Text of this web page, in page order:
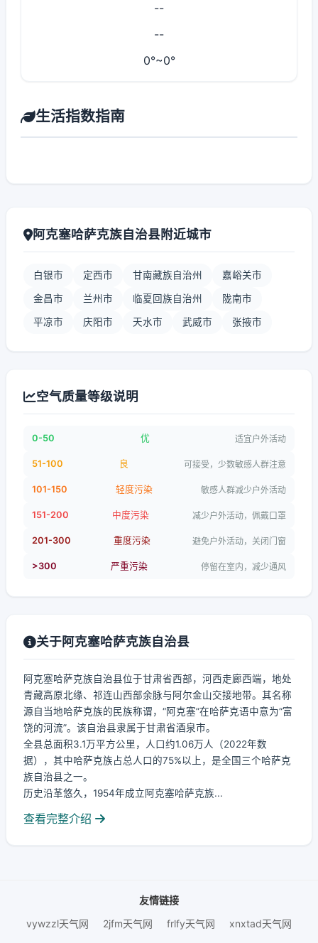
--
--
0°~0°
生活指数指南
阿克塞哈萨克族自治县附近城市
白银市 定西市 甘南藏族自治州 嘉峪关市
金昌市 兰州市 临夏回族自治州 陇南市
平凉市 庆阳市 天水市 武威市 张掖市
空气质量等级说明
0-50 优 适宜户外活动
51-100 良 可接受，少数敏感人群注意
101-150 轻度污染 敏感人群减少户外活动
151-200 中度污染 减少户外活动，佩戴口罩
201-300 重度污染 避免户外活动，关闭门窗
>300 严重污染 停留在室内，减少通风
关于阿克塞哈萨克族自治县
阿克塞哈萨克族自治县位于甘肃省西部，河西走廊西端，地处
青藏高原北缘、祁连山西部余脉与阿尔金山交接地带。其名称
源自当地哈萨克族的民族称谓，“阿克塞”在哈萨克语中意为“富
饶的河流”。该自治县隶属于甘肃省酒泉市。
全县总面积3.1万平方公里，人口约1.06万人（2022年数
据），其中哈萨克族占总人口的75%以上，是全国三个哈萨克
族自治县之一。
历史沿革悠久，1954年成立阿克塞哈萨克族...
查看完整介绍
友情链接
vywzzl天气网
2jfm天气网 frlfy天气网 xnxtad天气网